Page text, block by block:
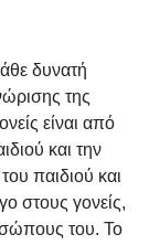
δυνατή
της
είναι από
και την
παιδιού και
στους γονείς,
του. Το